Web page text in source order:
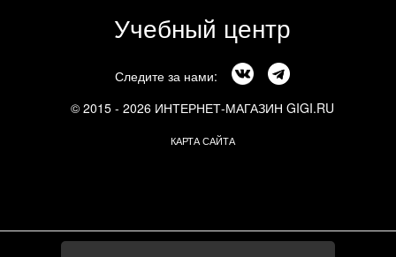
Учебный центр
Следите за нами:
© 2015 - 2026 ИНТЕРНЕТ-МАГАЗИН GIGI.RU
КАРТА САЙТА